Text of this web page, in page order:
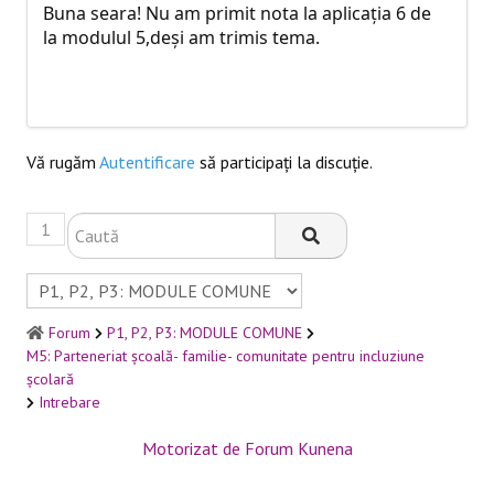
Buna seara! Nu am primit nota la aplicația 6 de
la modulul 5,deși am trimis tema.
Vă rugăm Autentificare să participaţi la discuţie.
1
Forum
P1, P2, P3: MODULE COMUNE
M5: Parteneriat școală- familie- comunitate pentru incluziune
școlară
Intrebare
Motorizat de Forum Kunena